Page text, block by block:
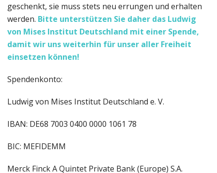
geschenkt, sie muss stets neu errungen und erhalten
werden. Bitte unterstützen Sie daher das Ludwig
von Mises Institut Deutschland mit einer Spende,
damit wir uns weiterhin für unser aller Freiheit
einsetzen können!
Spendenkonto:
Ludwig von Mises Institut Deutschland e. V.
IBAN: DE68 7003 0400 0000 1061 78
BIC: MEFIDEMM
Merck Finck A Quintet Private Bank (Europe) S.A.